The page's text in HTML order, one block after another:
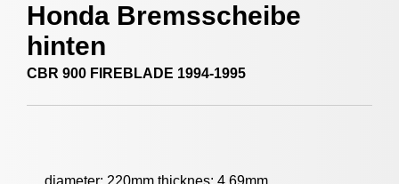
Honda Bremsscheibe
hinten
CBR 900 FIREBLADE 1994-1995
diameter: 220mm thicknes: 4.69mm